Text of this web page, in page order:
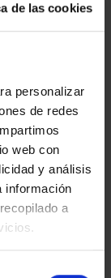
de las cookies
personalizar
de redes
web con
y análisis
información
a